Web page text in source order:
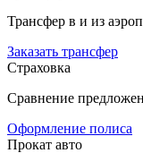
Трансфер в и из
Заказать трансфер
Страховка
Сравнение
Оформление полиса
Прокат авто